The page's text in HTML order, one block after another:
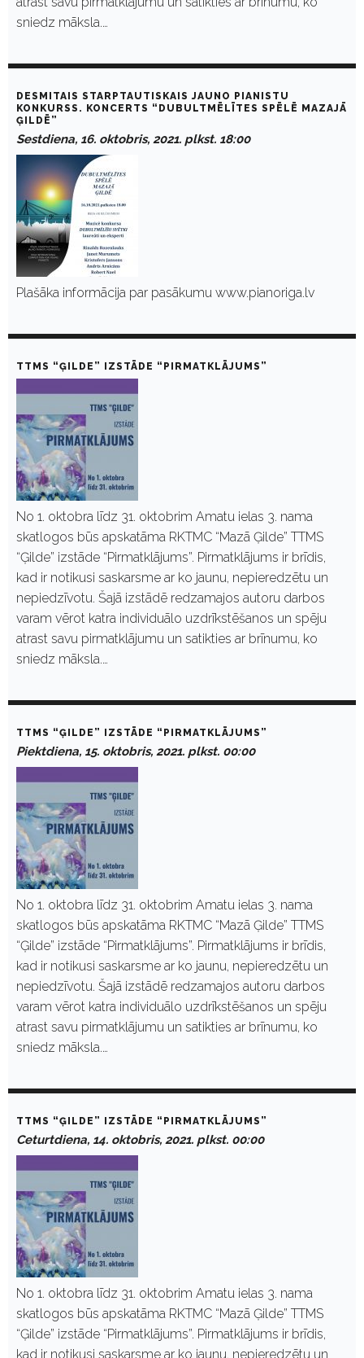
sniedz māksla.…
DESMITAIS STARPTAUTISKAIS JAUNO PIANISTU
KONKURSS. KONCERTS “DUBULTMĒLĪTES SPĒLĒ MAZAJĀ
ĢILDĒ”
Sestdiena, 16. oktobris, 2021. plkst. 18:00
Plašāka informācija par pasākumu www.pianoriga.lv
TTMS “ĢILDE” IZSTĀDE “PIRMATKLĀJUMS”
No 1. oktobra līdz 31. oktobrim Amatu ielas 3. nama
skatlogos būs apskatāma RKTMC “Mazā Ģilde” TTMS
“Ģilde” izstāde “Pirmatklājums”. Pirmatklājums ir brīdis,
kad ir notikusi saskarsme ar ko jaunu, nepieredzētu un
nepiedzīvotu. Šajā izstādē redzamajos autoru darbos
varam vērot katra individuālo uzdrīkstēšanos un spēju
atrast savu pirmatklājumu un satikties ar brīnumu, ko
sniedz māksla.…
TTMS “ĢILDE” IZSTĀDE “PIRMATKLĀJUMS”
Piektdiena, 15. oktobris, 2021. plkst. 00:00
No 1. oktobra līdz 31. oktobrim Amatu ielas 3. nama
skatlogos būs apskatāma RKTMC “Mazā Ģilde” TTMS
“Ģilde” izstāde “Pirmatklājums”. Pirmatklājums ir brīdis,
kad ir notikusi saskarsme ar ko jaunu, nepieredzētu un
nepiedzīvotu. Šajā izstādē redzamajos autoru darbos
varam vērot katra individuālo uzdrīkstēšanos un spēju
atrast savu pirmatklājumu un satikties ar brīnumu, ko
sniedz māksla.…
TTMS “ĢILDE” IZSTĀDE “PIRMATKLĀJUMS”
Ceturtdiena, 14. oktobris, 2021. plkst. 00:00
No 1. oktobra līdz 31. oktobrim Amatu ielas 3. nama
skatlogos būs apskatāma RKTMC “Mazā Ģilde” TTMS
“Ģilde” izstāde “Pirmatklājums”. Pirmatklājums ir brīdis,
kad ir notikusi saskarsme ar ko jaunu, nepieredzētu un